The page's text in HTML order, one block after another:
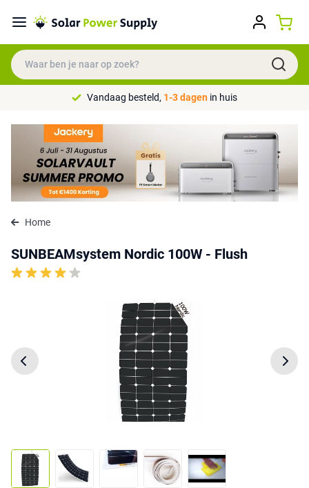
Vandaag besteld, 1-3 dagen in huis
Home
SUNBEAMsystem Nordic 100W - Flush